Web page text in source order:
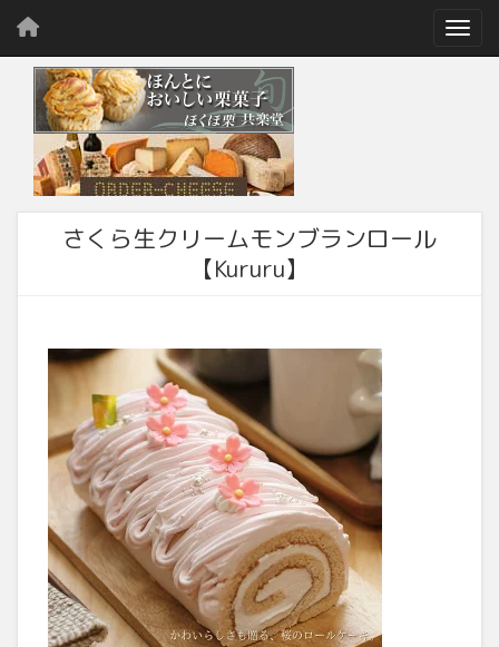
さくら生クリームモンブランロール
【Kururu】